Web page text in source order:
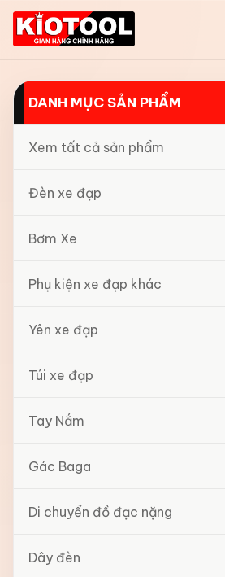
DANH MỤC SẢN PHẨM
Xem tất cả sản phẩm
Đèn xe đạp
Bơm Xe
Phụ kiện xe đạp khác
Yên xe đạp
Túi xe đạp
Tay Nắm
Gác Baga
Di chuyển đồ đạc nặng
Dây đèn